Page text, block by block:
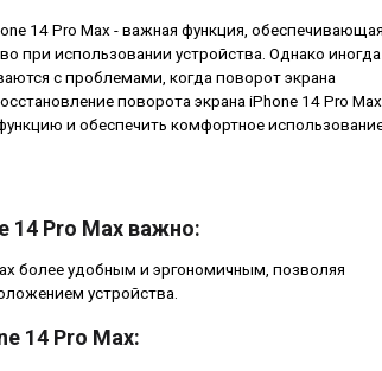
14 Pro Max - важная функция,
при использовании устройства. Однако иногда
с проблемами, когда поворот экрана
поворота экрана iPhone 14 Pro Max
и обеспечить комфортное
14 Pro Max важно:
более удобным и эргономичным, позволяя
устройства.
14 Pro Max: